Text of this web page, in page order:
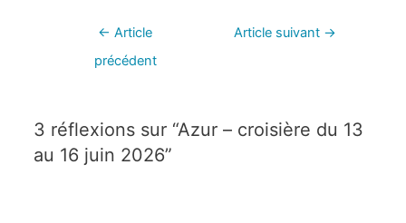
← Article
précédent
Article suivant →
3 réflexions sur “Azur – croisière du 13
au 16 juin 2026”